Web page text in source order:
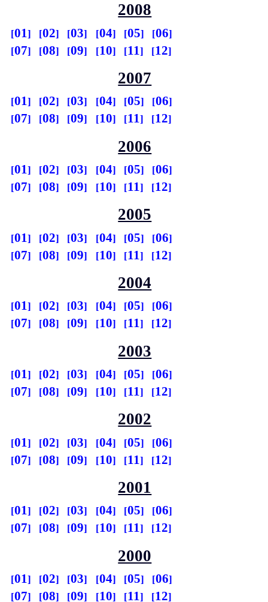
2008
01 02 03 04 05
06
07
08 09 10 11 12
2007
01 02 03 04 05
06
07
08 09 10 11 12
2006
01 02 03 04 05
06
07
08 09 10 11 12
2005
01 02 03 04 05
06
07
08 09 10 11 12
2004
01 02 03 04 05
06
07
08 09 10 11 12
2003
01 02 03 04 05
06
07
08 09 10 11 12
2002
01 02 03 04 05
06
07
08 09 10 11 12
2001
01 02 03 04 05
06
07
08 09 10 11 12
2000
01 02 03 04 05
06
07
08 09 10 11 12